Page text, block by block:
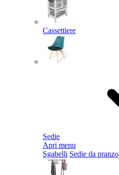
Cassettiere
Sedie
Apri menu
Sgabelli Sedie da pranzo